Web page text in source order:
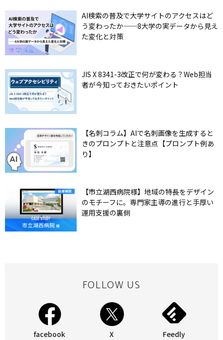
AI検索の普及で大学サイトのアクセスはど
う変わったか──8大学の実データから見え
た変化と対策
JIS X 8341-3改正で何が変わる？Web担当
者が今知っておきたいポイント
【名刺コラム】AIで名刺画像を生成すると
きのプロンプトと注意点【プロンプト例あ
り】
【市立湖西病院様】地域の特長をデザイン
のモチーフに。専門家主導の進行と手厚い
運用支援の裏側
FOLLOW US
facebook X Feedly